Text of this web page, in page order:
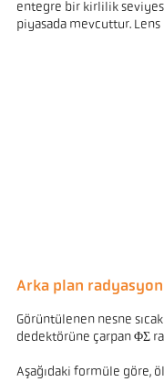
entegre bir kirlilik
piyasada mevcuttur.
Arka plan
Görüntülenen nesne
dedektörüne çarpan ΦΣ
Aşağıdaki formüle göre,